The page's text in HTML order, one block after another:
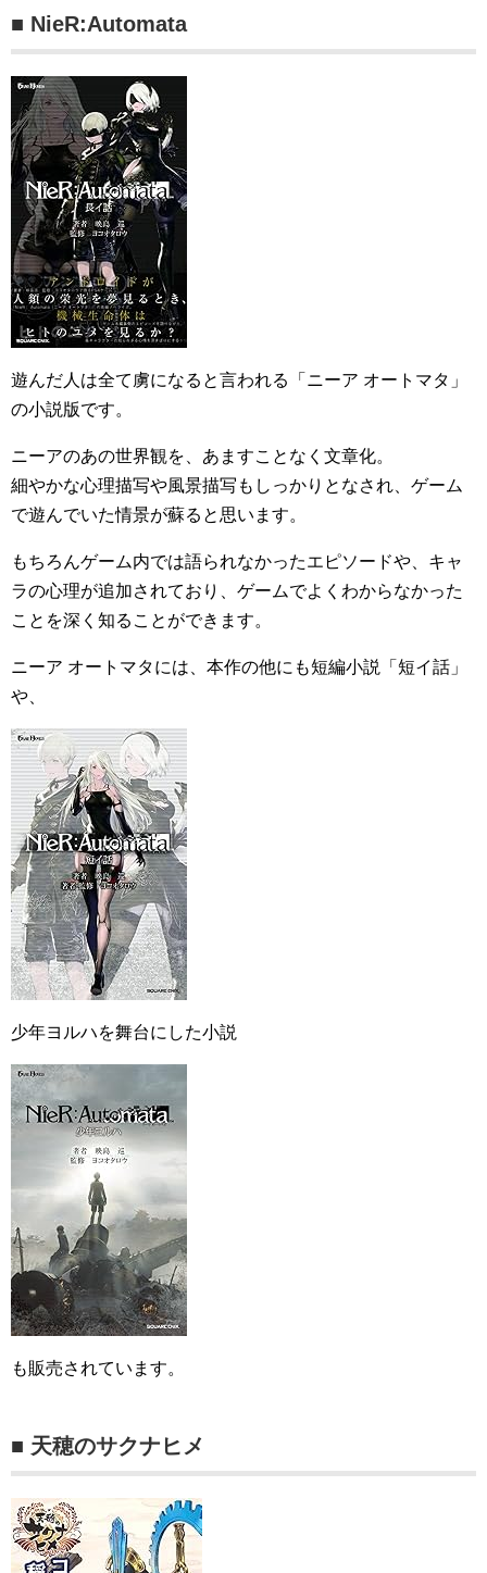
■ NieR:Automata
遊んだ人は全て虜になると言われる「ニーア オートマタ」
の小説版です。
ニーアのあの世界観を、あますことなく文章化。
細やかな心理描写や風景描写もしっかりとなされ、ゲーム
で遊んでいた情景が蘇ると思います。
もちろんゲーム内では語られなかったエピソードや、キャ
ラの心理が追加されており、ゲームでよくわからなかった
ことを深く知ることができます。
ニーア オートマタには、本作の他にも短編小説「短イ話」
や、
少年ヨルハを舞台にした小説
も販売されています。
■ 天穂のサクナヒメ